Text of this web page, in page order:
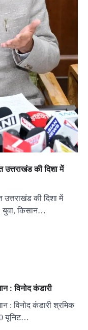
की दिशा में
की दिशा में
युवा, किसान…
: विनोद कंडारी
: विनोद कंडारी श्रमिक
यूनिट…